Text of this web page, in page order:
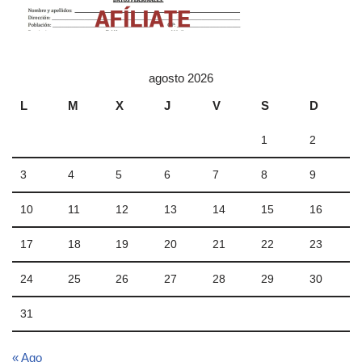
agosto 2026
L
M X J V S D
1 2
3 4 5 6 7 8 9
10 11 12 13 14 15 16
17 18 19 20 21 22 23
24 25 26 27 28 29 30
31
« Ago